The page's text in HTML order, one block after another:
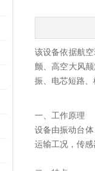
该设备依据航
颤、高空大风
振、电芯短路
一、工作原理
设备由振动台
运输工况，传